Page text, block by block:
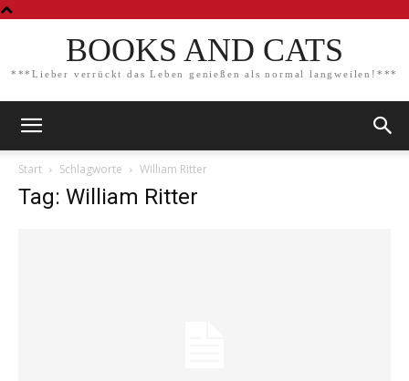
BOOKS AND CATS
***Lieber verrückt das Leben genießen als normal langweilen!***
Start Schlagworte William Ritter
Tag: William Ritter